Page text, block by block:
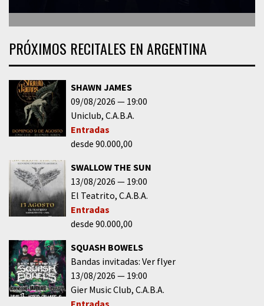
PRÓXIMOS RECITALES EN ARGENTINA
SHAWN JAMES
09/08/2026
19:00
Uniclub C.A.B.A.
Entradas
desde 90.000,00
SWALLOW THE SUN
13/08/2026
19:00
El Teatrito C.A.B.A.
Entradas
desde 90.000,00
SQUASH BOWELS
Bandas invitadas: Ver flyer
13/08/2026
19:00
Gier Music Club C.A.B.A.
Entradas